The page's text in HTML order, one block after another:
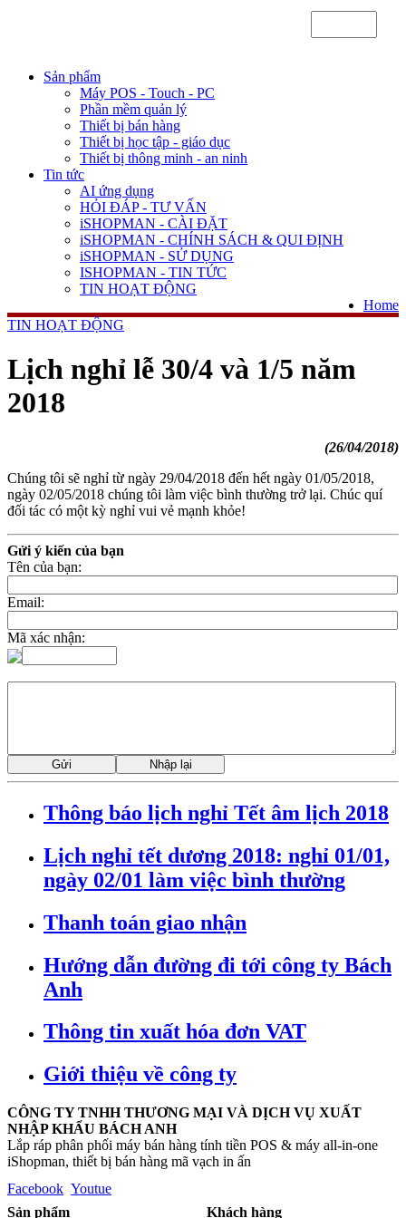
Sản phẩm
Máy POS - Touch - PC
Phần mềm quản lý
Thiết bị bán hàng
Thiết bị học tập - giáo dục
Thiết bị thông minh - an ninh
Tin tức
AI ứng dụng
HỎI ĐÁP - TƯ VẤN
iSHOPMAN - CÀI ĐẶT
iSHOPMAN - CHÍNH SÁCH & QUI ĐỊNH
iSHOPMAN - SỬ DỤNG
ISHOPMAN - TIN TỨC
TIN HOẠT ĐỘNG
Home
TIN HOẠT ĐỘNG
Lịch nghỉ lễ 30/4 và 1/5 năm
2018
(26/04/2018)
Chúng tôi sẽ nghỉ từ ngày 29/04/2018 đến hết ngày 01/05/2018,
ngày 02/05/2018 chúng tôi làm việc bình thường trở lại. Chúc quí
đối tác có một kỳ nghỉ vui vẻ mạnh khỏe!
Gửi ý kiến của bạn
Tên của bạn:
Email:
Mã xác nhận:
Thông báo lịch nghỉ Tết âm lịch 2018
Lịch nghỉ tết dương 2018: nghỉ 01/01,
ngày 02/01 làm việc bình thường
Thanh toán giao nhận
Hướng dẫn đường đi tới công ty Bách
Anh
Thông tin xuất hóa đơn VAT
Giới thiệu về công ty
CÔNG TY TNHH THƯƠNG MẠI VÀ DỊCH VỤ XUẤT
NHẬP KHẨU BÁCH ANH
Lắp ráp phân phối máy bán hàng tính tiền POS & máy all-in-one
iShopman, thiết bị bán hàng mã vạch in ấn
Facebook Youtue
Sản phẩm
Khách hàng